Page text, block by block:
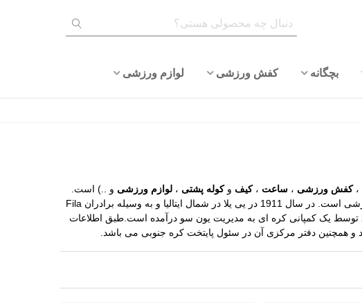
بچگانه کفش ورزشی لوازم ورزشی
،کفش ورزشی ، ساعت ،کیف وکوله پشتی ، لوازم ورزشی و ..) است.
فیلا از بزرگترین کمپانی های تولیدکننده لوازم ورزشی است. در سال 1911 در یی یلا در شمال ایتالیا و به وسیله برادران Fila
تاسیس گردید. همچنین کمپانی فیلا در سال 2007 توسط یک کمپانی کره ای به مدیریت یون سو درآمده است.طبق اطلاعات